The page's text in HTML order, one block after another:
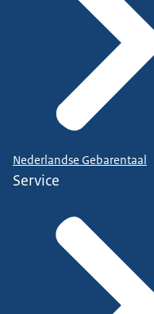
Nederlandse Gebarentaal
Service